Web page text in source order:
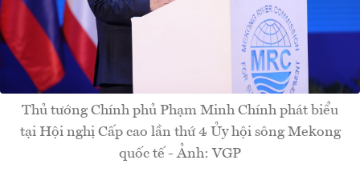
Thủ tướng Chính phủ Phạm Minh Chính phát biểu
tại Hội nghị Cấp cao lần thứ 4 Ủy hội sông Mekong
quốc tế - Ảnh: VGP